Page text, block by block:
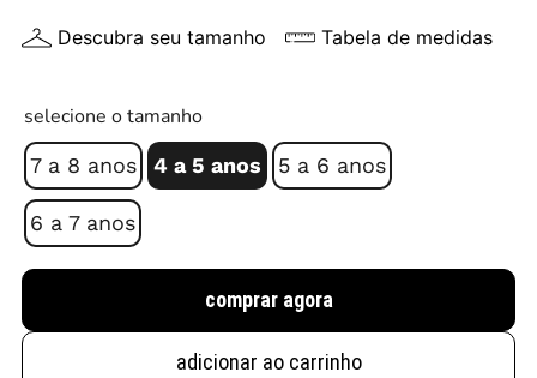
Descubra seu tamanho Tabela de medidas
selecione o tamanho
7 a 8 anos 4 a 5 anos 5 a 6 anos
6 a 7 anos
comprar agora
adicionar ao carrinho